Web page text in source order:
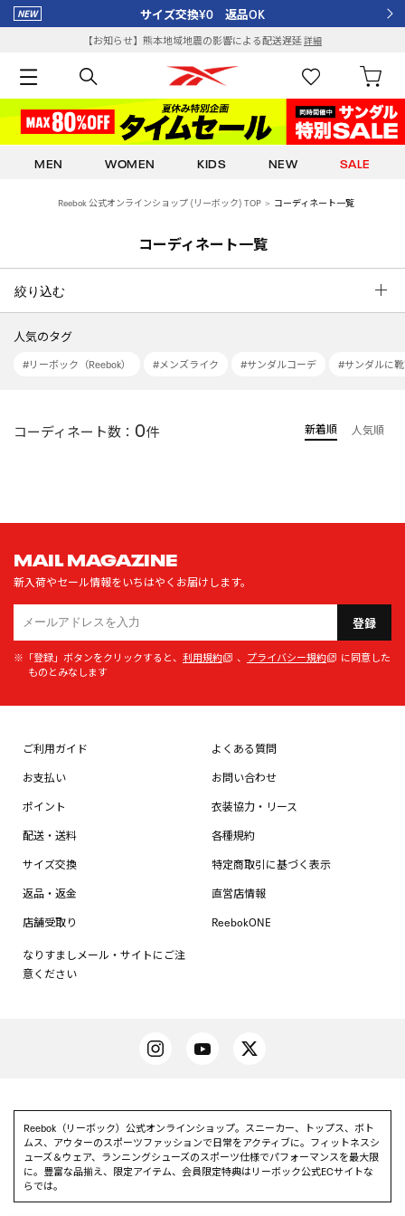
サイズ交換¥0 返品OK
【お知らせ】熊本地域地震の影響による配送遅延詳細
MEN WOMEN KIDS NEW SALE
Reebok 公式オンラインショップ (リーボック) TOP コーディネート一覧
コーディネート一覧
絞り込む
人気のタグ
#リーボック（Reebok） #メンズライク #サンダルコーデ #サンダルに
コーディネート数： 0件 新着順 人気順
MAIL MAGAZINE
新入荷やセール情報をいちはやくお届けします。
登録
※「登録」ボタンをクリックすると、 利用規約 、 プライバシー規約
に同意した
ものとみなします
ご利用ガイド
お支払い
ポイント
配送・送料
サイズ交換
返品・返金
店舗受取り
なりすましメール・サイトにご注
意ください
よくある質問
お問い合わせ
衣装協力・リース
各種規約
特定商取引に基づく表示
直営店情報
ReebokONE
Reebok（リーボック）公式オンラインショップ。スニーカー、トップス、ボト
ムス、アウターのスポーツファッションで日常をアクティブに。フィットネスシ
ューズ＆ウェア、ランニングシューズのスポーツ仕様でパフォーマンスを最大限
に。豊富な品揃え、限定アイテム、会員限定特典はリーボック公式ECサイトな
らでは。